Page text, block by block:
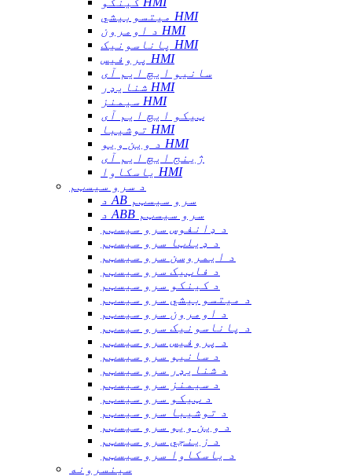
میتسوبیشي HMI
د اومرون HMI
پاناسونیک HMI
پروفیس HMI
سانیو ایچ ایم آی
شنایډر HMI
سیمنز HMI
ټیکو ایچ ایم آی
توشیبا HMI
د وین ویو HMI
ژینج ایچ ایم آی
یاسکاوا HMI
د سرو سیسټم
د AB سرو سیسټم
د ABB سرو سیسټم
د ډانفوس سرو سیسټم
د ډیلټا سرو سیسټم
د ایمروسن سرو سیسټم
د فاټیک سرو سیسټم
د کینکو سرو سیسټم
د میتسوبیشي سرو سیسټم
د اومرون سرو سیسټم
د پاناسونیک سرو سیسټم
د پروفیس سرو سیسټم
د سانیو سرو سیسټم
د شنایډر سرو سیسټم
د سیمنز سرو سیسټم
د ټیکو سرو سیسټم
د توشیبا سرو سیسټم
د وین ویو سرو سیسټم
د زینجي سرو سیسټم
د یاسکاوا سرو سیسټم
سینسرونه